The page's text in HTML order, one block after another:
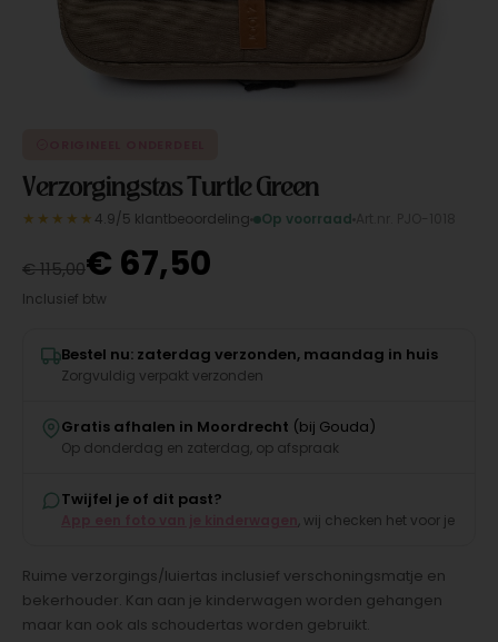
Verzorgingstas Turtle Green
★★★★★ 4.9/5 klantbeoordeling Op voorraad
€115,00€ 67,50
Inclusief btw
Bestel nu: zaterdag verzonden, maandag in huis
Zorgvuldig verpakt verzonden
Gratis afhalen in Moordrecht (bij Gouda)
Op donderdag en zaterdag, op afspraak
Twijfel je of dit past?
, wij checken het voor je
Ruime verzorgings/luiertas inclusief verschoningsmatje en
bekerhouder. Kan aan je kinderwagen worden gehangen
maar kan ook als schoudertas worden gebruikt.